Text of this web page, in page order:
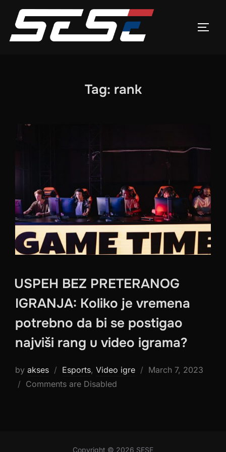
content
Tag: rank
USPEH BEZ PRETERANOG
IGRANJA: Koliko je vremena
potrebno da bi se postigao
najviši rang u video igrama?
by akses Esports, Video igre
Posted
March 7, 2023
Comments are Disabled
Copyright © 2026 SESE